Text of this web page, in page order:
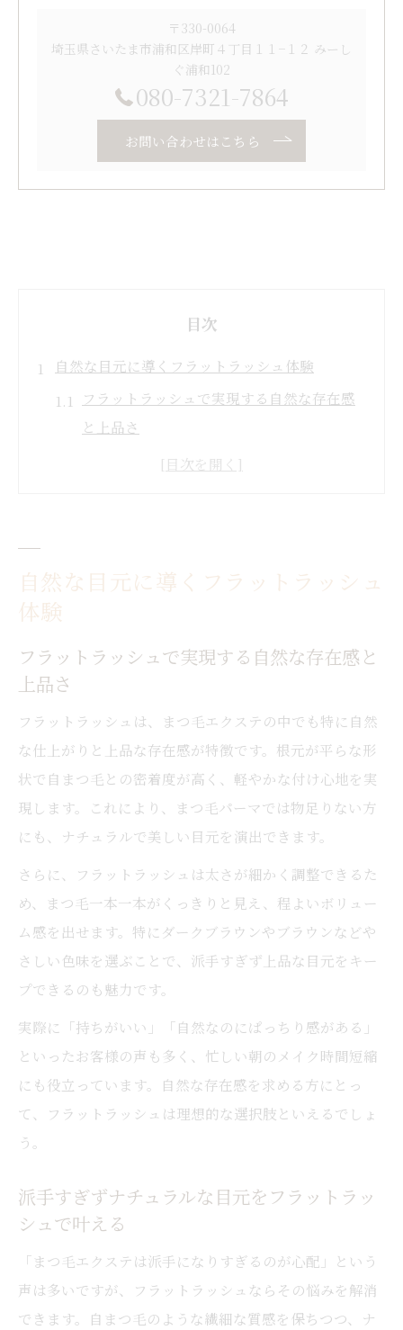
〒330-0064
埼玉県さいたま市浦和区岸町４丁目１１−１２ みーし
ぐ浦和102
080-7321-7864
お問い合わせはこちら
目次
自然な目元に導くフラットラッシュ体験
フラットラッシュで実現する自然な存在感
と上品さ
派手すぎずナチュラルな目元をフラットラ
フラットラッシュはお顔立ちに合うデザイ
ェンジ
まつ毛エクステの持続力を左右するフラッ
トラッシュの特徴
自まつ毛に優しいフラットラッシュの持ち
駅近で通いやすいフラットラッシュサロン
忙しい毎日でも駅近サロンならフラットラ
ッシュが続く
駅近サロンで相談しやすいフラットラッシ
ュメニュー
初めてでも安心な駅近のフラットラッシュ
自然な目元に導くフラットラッシュ
体験
フラットラッシュで実現する自然な存在感と
上品さ
フラットラッシュは、まつ毛エクステの中でも特に自然
な仕上がりと上品な存在感が特徴です。根元が平らな形
状で自まつ毛との密着度が高く、軽やかな付け心地を実
現します。これにより、まつ毛パーマでは物足りない方
にも、ナチュラルで美しい目元を演出できます。
さらに、フラットラッシュは太さが細かく調整できるた
め、まつ毛一本一本がくっきりと見え、程よいボリュー
ム感を出せます。特にダークブラウンやブラウンなどや
さしい色味を選ぶことで、派手すぎず上品な目元をキー
プできるのも魅力です。
実際に「持ちがいい」「自然なのにぱっちり感がある」
といったお客様の声も多く、忙しい朝のメイク時間短縮
にも役立っています。自然な存在感を求める方にとっ
て、フラットラッシュは理想的な選択肢といえるでしょ
う。
派手すぎずナチュラルな目元をフラットラッ
シュで叶える
「まつ毛エクステは派手になりすぎるのが心配」という
声は多いですが、フラットラッシュならその悩みを解消
できます。自まつ毛のような繊細な質感を保ちつつ、ナ